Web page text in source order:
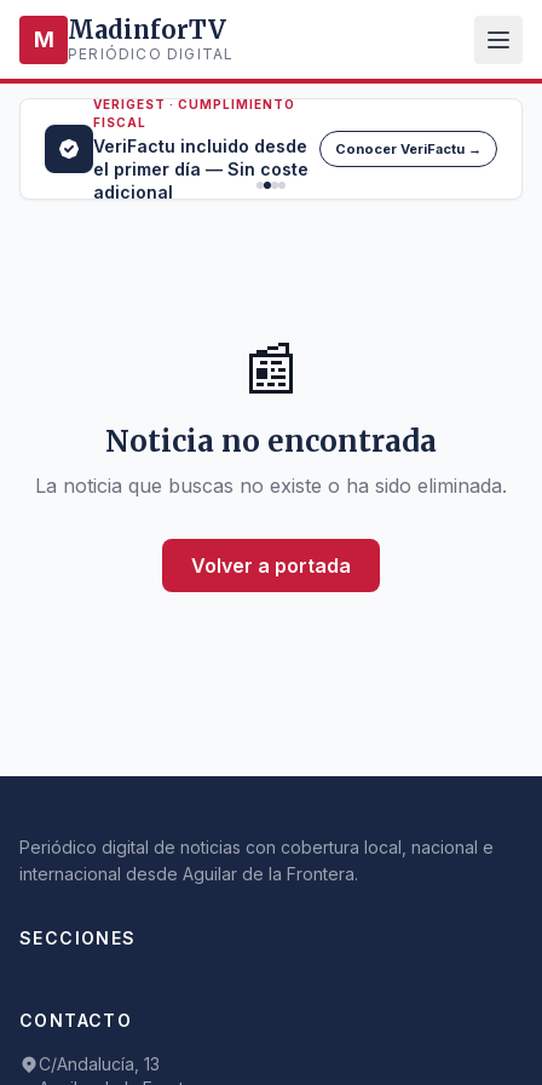
M MadinforTV
PERIÓDICO DIGITAL
VERIGEST · CUMPLIMIENTO
FISCAL
VeriFactu incluido desde
el primer día — Sin coste
adicional
Conocer VeriFactu →
📰
Noticia no encontrada
La noticia que buscas no existe o ha sido eliminada.
Volver a portada
Periódico digital de noticias con cobertura local, nacional e
internacional desde Aguilar de la Frontera.
SECCIONES
CONTACTO
C/Andalucía, 13